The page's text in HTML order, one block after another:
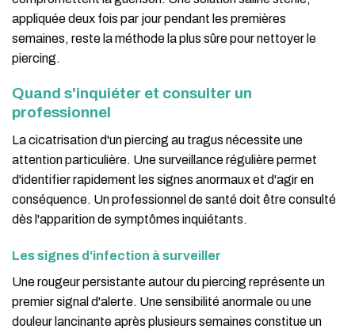
appliquée deux fois par jour pendant les premières
semaines, reste la méthode la plus sûre pour nettoyer le
piercing.
Quand s'inquiéter et consulter un
professionnel
La cicatrisation d'un piercing au tragus nécessite une
attention particulière. Une surveillance régulière permet
d'identifier rapidement les signes anormaux et d'agir en
conséquence. Un professionnel de santé doit être consulté
dès l'apparition de symptômes inquiétants.
Les signes d'infection à surveiller
Une rougeur persistante autour du piercing représente un
premier signal d'alerte. Une sensibilité anormale ou une
douleur lancinante après plusieurs semaines constitue un